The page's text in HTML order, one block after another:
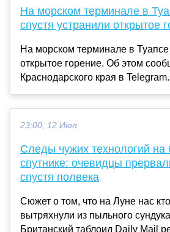
На морском терминале в
спустя устранили открытое
На морском терминале в
открытое горение. Об этом
Краснодарского края в
23:00, 12 Июл
Следы чужих технологий на
спутнике: очевидцы
спустя полвека
Сюжет о том, что на Луне нас
вытряхнули из пыльного
Британский таблоид Daily Mail